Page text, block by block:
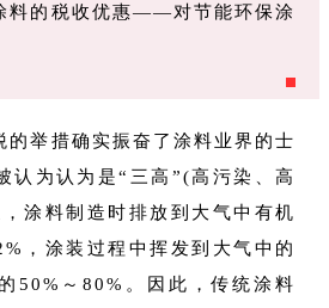
料的税收优惠——对节能环保涂
的举措确实振奋了涂料业界的士
认为认为是“三高”(高污染、高
涂料制造时排放到大气中有机
，涂装过程中挥发到大气中的
50%～80%。因此，传统涂料